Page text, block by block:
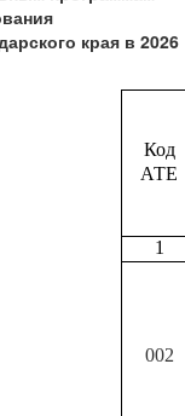
края в 2026
Код
АТЕ
1
002